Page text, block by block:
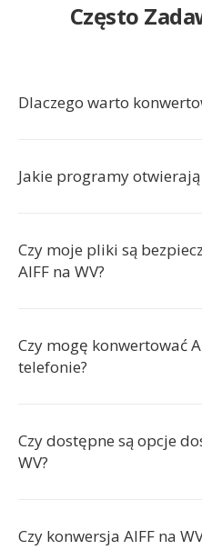
Często
Dlaczego warto
Jakie programy
Czy moje pliki są
AIFF na WV?
Czy mogę konwertować
telefonie?
Czy dostępne są opcje
WV?
Czy konwersja AIFF na